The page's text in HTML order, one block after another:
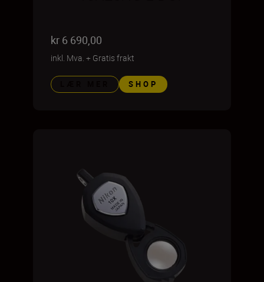
kr 6 690,00
inkl. Mva. + Gratis frakt
SHOP